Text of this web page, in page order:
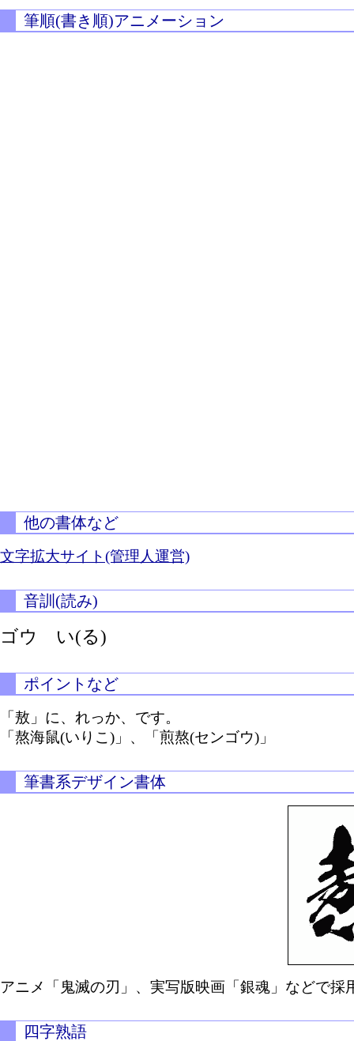
筆順(書き順)アニメーション
他の書体など
文字拡大サイト(管理人運営)
音訓(読み)
ゴウ い(る)
ポイントなど
「敖」に、れっか、です。
「熬海鼠(いりこ)」、「煎熬(センゴウ)」
筆書系デザイン書体
アニメ「鬼滅の刃」、実写版映画「銀魂」などで
四字熟語